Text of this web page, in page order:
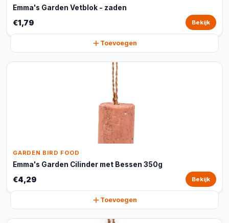
Emma's Garden Vetblok - zaden
€1,79 Bekijk
Toevoegen
GARDEN BIRD FOOD
Emma's Garden Cilinder met Bessen 350g
€4,29 Bekijk
Toevoegen